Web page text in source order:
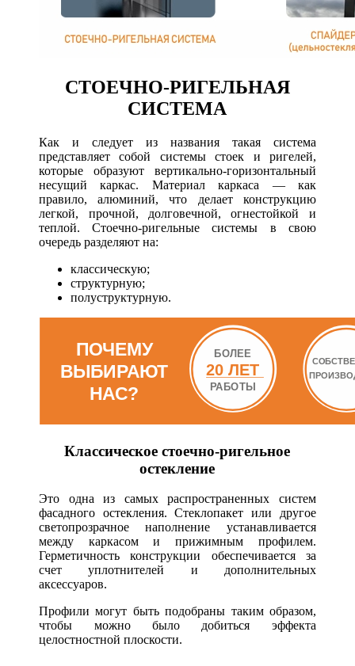
СТОЕЧНО-РИГЕЛЬНАЯ
СИСТЕМА
Как и следует из названия такая система
представляет собой системы стоек и ригелей,
которые образуют вертикально-горизонтальный
несущий каркас. Материал каркаса — как
правило, алюминий, что делает конструкцию
легкой, прочной, долговечной, огнестойкой и
теплой. Стоечно-ригельные системы в свою
очередь разделяют на:
классическую;
структурную;
полуструктурную.
Классическое стоечно-ригельное
остекление
Это одна из самых распространенных систем
фасадного остекления. Стеклопакет или другое
светопрозрачное наполнение устанавливается
между каркасом и прижимным профилем.
Герметичность конструкции обеспечивается за
счет уплотнителей и дополнительных
аксессуаров.
Профили могут быть подобраны таким образом,
чтобы можно было добиться эффекта
целостностной плоскости.